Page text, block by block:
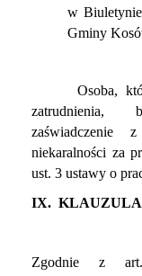
w
Gminy
Osoba, której
zatrudnienia,
zaświadczenie
niekaralności za
ust. 3 ustawy o
IX. KLAUZULA
Zgodnie z art.